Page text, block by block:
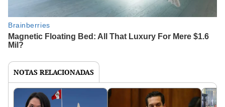
NOTAS RELACIONADAS